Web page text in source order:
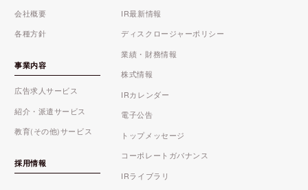
会社概要
各種方針
事業内容
広告求人サービス
紹介・派遣サービス
教育(その他)サービス
採用情報
IR最新情報
ディスクロージャーポリシー
業績・財務情報
株式情報
IRカレンダー
電子公告
トップメッセージ
コーポレートガバナンス
IRライブラリ